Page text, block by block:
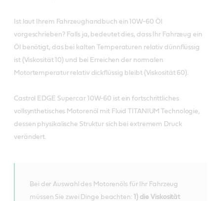
Ist laut Ihrem Fahrzeughandbuch ein 10W-60 Öl
vorgeschrieben? Falls ja, bedeutet dies, dass Ihr Fahrzeug ein
Öl benötigt, das bei kalten Temperaturen relativ dünnflüssig
ist (Viskosität 10) und bei Erreichen der normalen
Motortemperatur relativ dickflüssig bleibt (Viskosität 60).
Castrol EDGE Supercar 10W-60 ist ein fortschrittliches
vollsynthetisches Motorenöl mit Fluid TITANIUM Technologie,
dessen physikalische Struktur sich bei extremem Druck
verändert.
Bei der Auswahl des Motorenöls für Ihr Fahrzeug
müssen Sie zwei Dinge beachten: 1) die Viskosität